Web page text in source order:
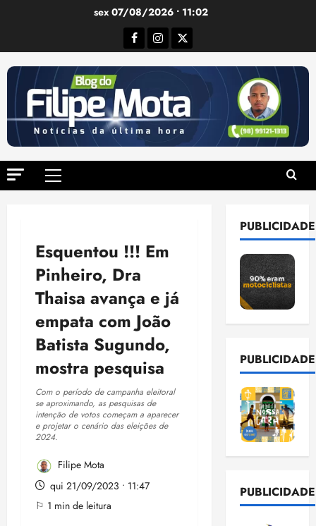
sex 07/08/2026 • 11:02
Facebook
Instagram
Twitter
Menu
Esquentou !!! Em
Pinheiro, Dra
Thaisa avança e já
empata com João
Batista Sugundo,
mostra pesquisa
Com o período de campanha eleitoral
se aproximando, as pesquisas de
intenção de votos começam a aparecer
e projetar o cenário das eleições de
2024.
Filipe Mota
qui 21/09/2023 • 11:47
⚐ 1 min de leitura
PUBLICIDADE
PUBLICIDADE
PUBLICIDADE